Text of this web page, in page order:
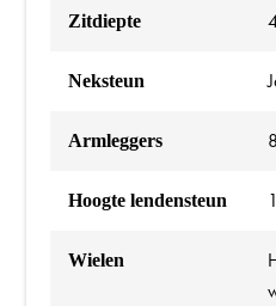
Zitdiepte
Neksteun
Armleggers
Hoogte lendensteun
Wielen